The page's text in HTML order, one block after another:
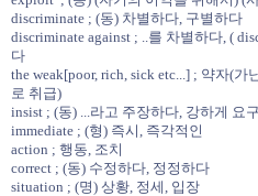
discriminate ; (동) 차별하다, 구별하다
discriminate against ; ..를 차별하다, (
다
the weak[poor, rich, sick etc...] ; 약자(
로 취급)
insist ; (동) ...라고 주장하다, 강하게 요
immediate ; (형) 즉시, 즉각적인
action ; 행동, 조치
correct ; (동) 수정하다, 정정하다
situation ; (명) 상황, 정세, 입장